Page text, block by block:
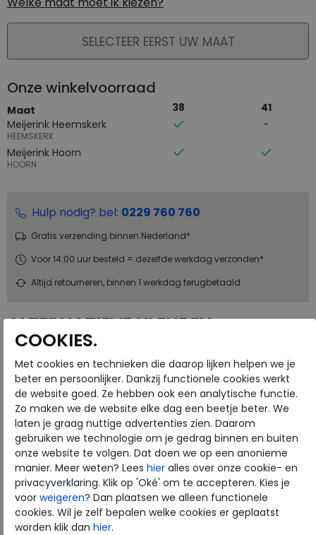
PLAATS IN WINKELMAND
SELECTEER EERST UW MAAT
Onze winkelvoorraad
Maat 38
41
Meijerink Heemskerk
HEEMSKERK
Meijerink Hoorn
HOORN
Hulp nodig? bel: 0229 760 760
Gratis verzending binnen Nederland*
Voor 14:00 uur besteld = dezelfde werkdag verzonden*
Altijd retourneren, binnen 1 werkdag terugbetaald
ALTERNATIEVE KLEUREN
Fabrikantcode
20971301001
Bestelcode
230.01.000026
Kleur
Black
Materiaal
COOKIES.
Met cookies en technieken die daarop lijken helpen we je
beter en persoonlijker. Dankzij functionele cookies werkt
de website goed. Ze hebben ook een analytische functie.
Zo maken we de website elke dag een beetje beter. We
laten je graag nuttige advertenties zien. Daarom
gebruiken we technologie om je gedrag binnen en buiten
onze website te volgen. Dat doen we op een anonieme
manier. Meer weten? Lees hier alles over onze cookie- en
privacyverklaring. Klik op 'Oké' om te accepteren. Kies je
voor weigeren? Dan plaatsen we alleen functionele
cookies. Wil je zelf bepalen welke cookies er geplaatst
worden klik dan hier.